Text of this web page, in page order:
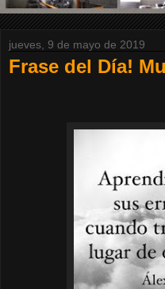
jueves, 9 de mayo de 2019
Frase del Día!